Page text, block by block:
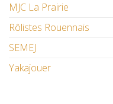
MJC La Prairie
Rôlistes Rouennais
SEMEJ
Yakajouer